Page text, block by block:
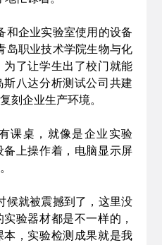
企业实验室使用的设备
岛职业技术学院生物与化
了让学生出了校门就能
八达分析测试公司共建
刻企业生产环境。
桌，就像是企业实验
上操作着，电脑显示屏
就被震撼到了，这里没
验器材都是不一样的，
，实验检测成果就是我